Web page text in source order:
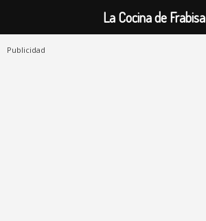
Publicidad
La Cocina de Frabisa